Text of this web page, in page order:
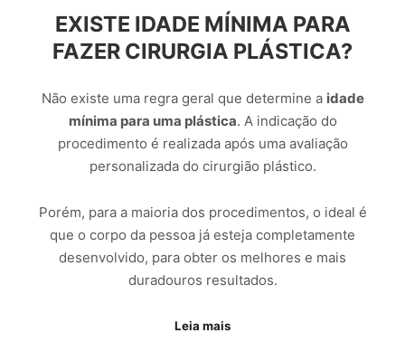
EXISTE IDADE MÍNIMA PARA
FAZER CIRURGIA PLÁSTICA?
Não existe uma regra geral que determine a idade
mínima para uma plástica. A indicação do
procedimento é realizada após uma avaliação
personalizada do cirurgião plástico.
Porém, para a maioria dos procedimentos, o ideal é
que o corpo da pessoa já esteja completamente
desenvolvido, para obter os melhores e mais
duradouros resultados.
Leia mais